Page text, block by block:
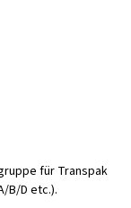
für Transpak
B/D etc.).